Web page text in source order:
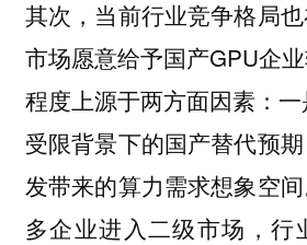
其次，当前行业竞争格局也
市场愿意给予国产GPU企
程度上源于两方面因素：
受限背景下的国产替代预
发带来的算力需求想象空
多企业进入二级市场，行